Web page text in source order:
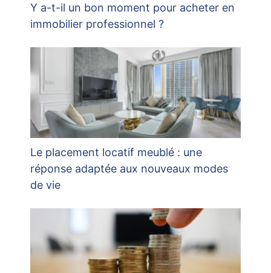
Y a-t-il un bon moment pour acheter en
immobilier professionnel ?
Le placement locatif meublé : une
réponse adaptée aux nouveaux modes
de vie